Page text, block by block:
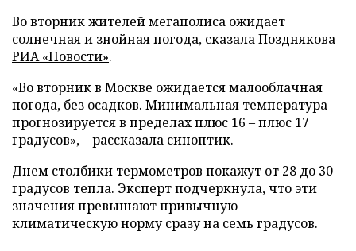
Во вторник жителей мегаполиса ожидает
солнечная и знойная погода, сказала Позднякова
РИА «Новости».
«Во вторник в Москве ожидается малооблачная
погода, без осадков. Минимальная температура
прогнозируется в пределах плюс 16 – плюс 17
градусов», – рассказала синоптик.
Днем столбики термометров покажут от 28 до 30
градусов тепла. Эксперт подчеркнула, что эти
значения превышают привычную
климатическую норму сразу на семь градусов.